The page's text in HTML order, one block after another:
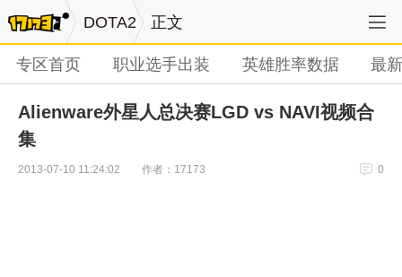
DOTA2 正文
专区首页 职业选手出装 英雄胜率数据 最
Alienware外星人总决赛LGD vs NAVI视频合
集
2013-07-10 11:24:02 作者：17173 0